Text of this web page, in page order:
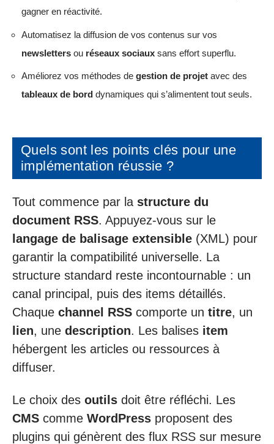
gagner en réactivité.
Automatisez la diffusion de vos contenus sur vos
newsletters ou réseaux sociaux sans effort superflu.
Améliorez vos méthodes de gestion de projet avec des
tableaux de bord dynamiques qui s’alimentent tout seuls.
Quels sont les points clés pour une
implémentation réussie ?
Tout commence par la structure du
document RSS. Appuyez-vous sur le
langage de balisage extensible (XML) pour
garantir la compatibilité universelle. La
structure standard reste incontournable : un
canal principal, puis des items détaillés.
Chaque channel RSS comporte un titre, un
lien, une description. Les balises item
hébergent les articles ou ressources à
diffuser.
Le choix des outils doit être réfléchi. Les
CMS comme WordPress proposent des
plugins qui génèrent des flux RSS sur mesure